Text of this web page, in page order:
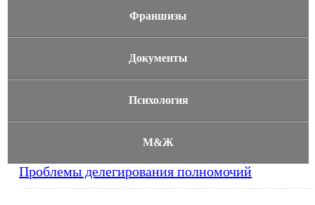
Франшизы
Документы
Психология
М&Ж
Проблемы делегирования полномочий